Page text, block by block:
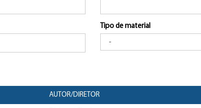
Tipo de material
AUTOR/DIRETOR